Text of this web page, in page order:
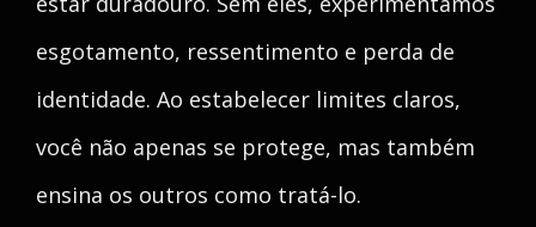
esgotamento, ressentimento e perda de
identidade. Ao estabelecer limites claros,
você não apenas se protege, mas também
ensina os outros como tratá-lo.